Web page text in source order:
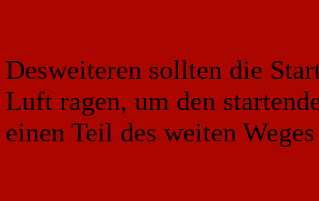
Desweiteren sollten die
Luft ragen, um den
einen Teil des weiten